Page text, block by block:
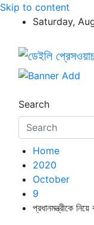
Skip to content
Saturday,
ডেইলি
ডেইলি প্রেসওয়াচ
Search
Home
2020
October
9
প্রধানমন্ত্রীকে